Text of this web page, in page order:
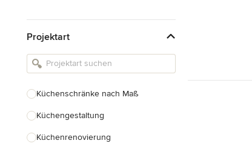
Landschaftsarchitekten
Armaturen & Sanitärbedarf
Projektart
Küchenschränke nach Maß
Küchengestaltung
Küchenrenovierung